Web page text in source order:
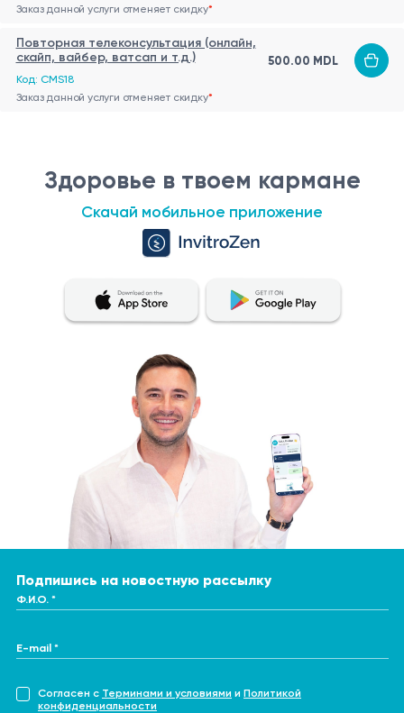
Заказ данной услуги отменяет скидку*
Повторная телеконсультация (онлайн,
скайп, вайбер, ватсап и т.д.)
Код: CMS18
500.00 MDL
Заказ данной услуги отменяет скидку*
Здоровье в твоем кармане
Скачай мобильное приложение
Подпишись на новостную рассылку
Ф.И.О. *
E-mail *
Согласен с Терминами и условиями и Политикой
конфиденциальности